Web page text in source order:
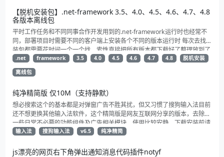
【脱机安装包】.net-framework 3.5、4.0、4.5、4.6、4.7、4.8
各版本离线包
平时工作任务和不同同事合作开发用到的.net-framework运行时也经常不
同，部署项目时需要不同的客户端上安装各个不同的版本运行时 每次去找安
装包都需要花时间一个一个找，索性直接把所有版本都下载好了整理放到了
一起方便以后下载和转存。 其中包含了自.net 3.5以来3.5、4.0、4.5、
4.6、4.7、4.8各个版本发布的的运行时离线安装包
.net framework 3.5 4.0 4.5 4.6 4.7 4.8
脱机安装
离线包
纯净精简版 仅10M（支持静默）
想必搜索这个的基本都是对弹窗广告不胜其扰，但又习惯了搜狗输入法目前
还不想更换其他输入法软件，这个精简版是网友互联网分享的版本，去除了
一些日常不必要的功能组件及广告相关模块，使用比较安静，下载安装前请
自行杀一下毒
输入法 搜狗输入法 v6.5 纯净精简
js漂亮的网页右下角弹出通知消息代码插件notyf